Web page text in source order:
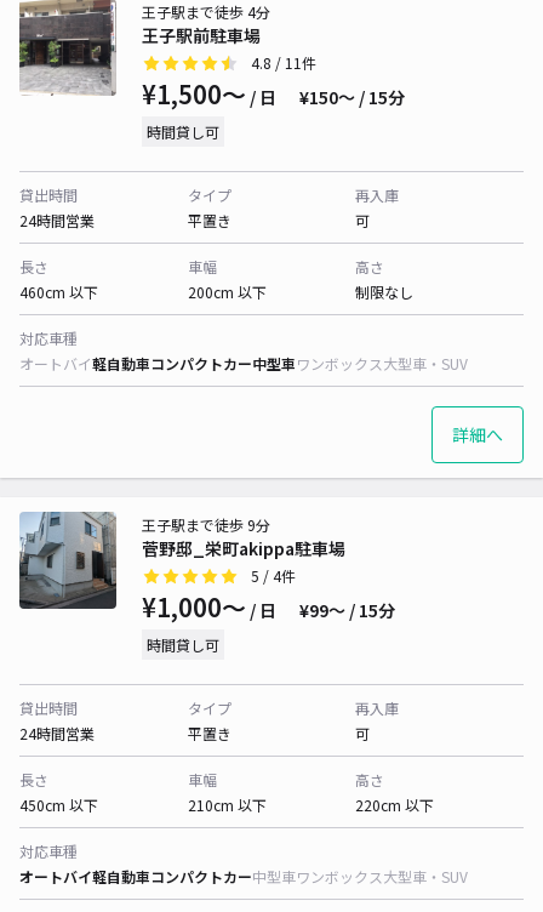
王子駅前駐車場
王子駅まで徒歩 4分
4.8 / 11件
¥1,500〜 / 日 ¥150〜 / 15分
時間貸し可
貸出時間
24時間営業
タイプ
平置き
再入庫
可
長さ
460cm 以下
車幅
200cm 以下
高さ
制限なし
対応車種
オートバイ軽自動車コンパクトカー中型車ワンボックス大型車・SUV
詳細へ
菅野邸_栄町akippa駐車場
王子駅まで徒歩 9分
5 / 4件
¥1,000〜 / 日 ¥99〜 / 15分
時間貸し可
貸出時間
24時間営業
タイプ
平置き
再入庫
可
長さ
450cm 以下
車幅
210cm 以下
高さ
220cm 以下
対応車種
オートバイ軽自動車コンパクトカー中型車ワンボックス大型車・SUV